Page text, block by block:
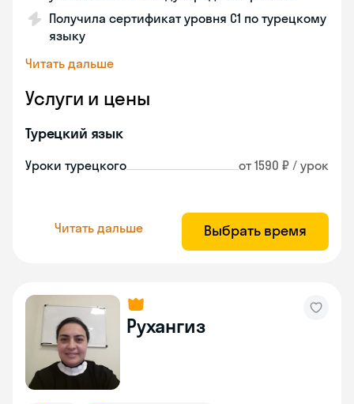
Получила сертификат уровня C1 по турецкому
языку
Читать дальше
Услуги и цены
Турецкий язык
Уроки турецкого от 1590 ₽ / урок
Читать дальше Выбрать время
Рухангиз